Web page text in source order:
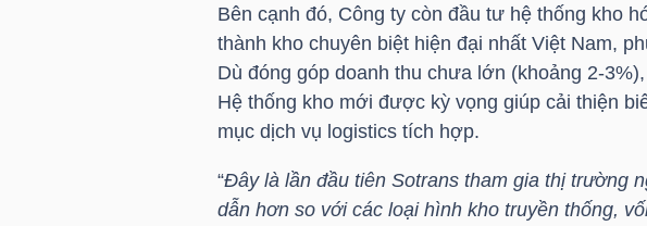
Bên cạnh đó, Công ty còn đầu tư hệ thống kho
thành kho chuyên biệt hiện đại nhất Việt Nam,
Dù đóng góp doanh thu chưa lớn (khoảng 2-
Hệ thống kho mới được kỳ vọng giúp cải thiện
mục dịch vụ logistics tích hợp.
“Đây là lần đầu tiên Sotrans tham gia thị trường
dẫn hơn so với các loại hình kho truyền thống,